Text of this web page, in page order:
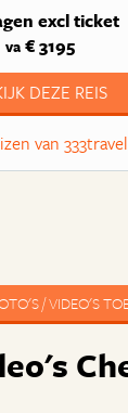
excl ticket
va € 3195
DEZE REIS
van 333travel
/ VIDEO'S